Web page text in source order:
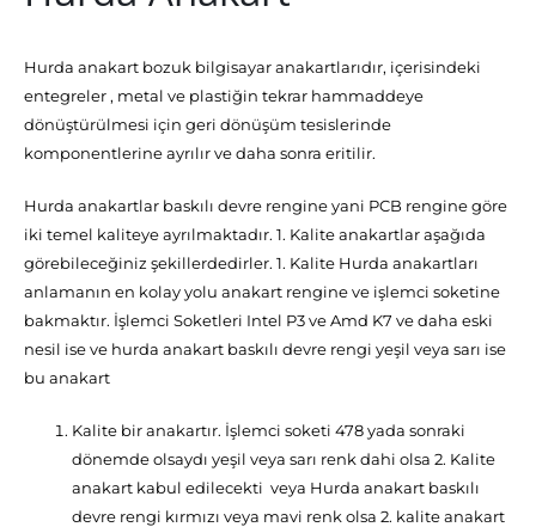
Hurda anakart bozuk bilgisayar anakartlarıdır, içerisindeki
entegreler , metal ve plastiğin tekrar hammaddeye
dönüştürülmesi için geri dönüşüm tesislerinde
komponentlerine ayrılır ve daha sonra eritilir.
Hurda anakartlar baskılı devre rengine yani PCB rengine göre
iki temel kaliteye ayrılmaktadır. 1. Kalite anakartlar aşağıda
görebileceğiniz şekillerdedirler. 1. Kalite Hurda anakartları
anlamanın en kolay yolu anakart rengine ve işlemci soketine
bakmaktır. İşlemci Soketleri Intel P3 ve Amd K7 ve daha eski
nesil ise ve hurda anakart baskılı devre rengi yeşil veya sarı ise
bu anakart
Kalite bir anakartır. İşlemci soketi 478 yada sonraki
dönemde olsaydı yeşil veya sarı renk dahi olsa 2. Kalite
anakart kabul edilecekti veya Hurda anakart baskılı
devre rengi kırmızı veya mavi renk olsa 2. kalite anakart